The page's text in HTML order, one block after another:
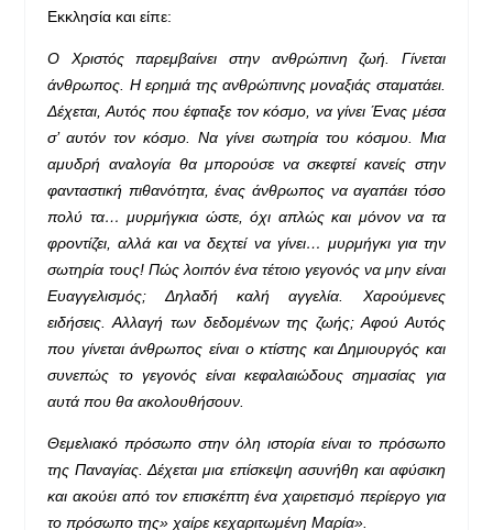
Εκκλησία και είπε:
Ο Χριστός παρεμβαίνει στην ανθρώπινη ζωή. Γίνεται
άνθρωπος. Η ερημιά της ανθρώπινης μοναξιάς σταματάει.
Δέχεται, Αυτός που έφτιαξε τον κόσμο, να γίνει Ένας μέσα
σ’ αυτόν τον κόσμο. Να γίνει σωτηρία του κόσμου. Μια
αμυδρή αναλογία θα μπορούσε να σκεφτεί κανείς στην
φανταστική πιθανότητα, ένας άνθρωπος να αγαπάει τόσο
πολύ τα… μυρμήγκια ώστε, όχι απλώς και μόνον να τα
φροντίζει, αλλά και να δεχτεί να γίνει… μυρμήγκι για την
σωτηρία τους! Πώς λοιπόν ένα τέτοιο γεγονός να μην είναι
Ευαγγελισμός; Δηλαδή καλή αγγελία. Χαρούμενες
ειδήσεις. Αλλαγή των δεδομένων της ζωής; Αφού Αυτός
που γίνεται άνθρωπος είναι ο κτίστης και Δημιουργός και
συνεπώς το γεγονός είναι κεφαλαιώδους σημασίας για
αυτά που θα ακολουθήσουν.
Θεμελιακό πρόσωπο στην όλη ιστορία είναι το πρόσωπο
της Παναγίας. Δέχεται μια επίσκεψη ασυνήθη και αφύσικη
και ακούει από τον επισκέπτη ένα χαιρετισμό περίεργο για
το πρόσωπο της» χαίρε κεχαριτωμένη Μαρία».